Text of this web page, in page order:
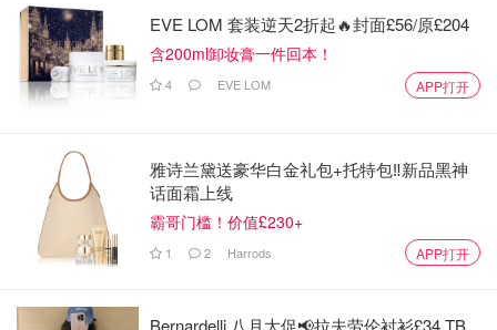
EVE LOM 套装逆天2折起🔥封面£56/原£204
含200ml卸妆膏一件回本！
4 EVE LOM APP打开
雅诗兰黛送豪华白金礼包+托特包‼️新品黑神
话面霜上线
霸哥门槛！价值£230+
1 2 Harrods APP打开
Bernardelli 八月大促📢拉夫劳伦衬衫£34 TB